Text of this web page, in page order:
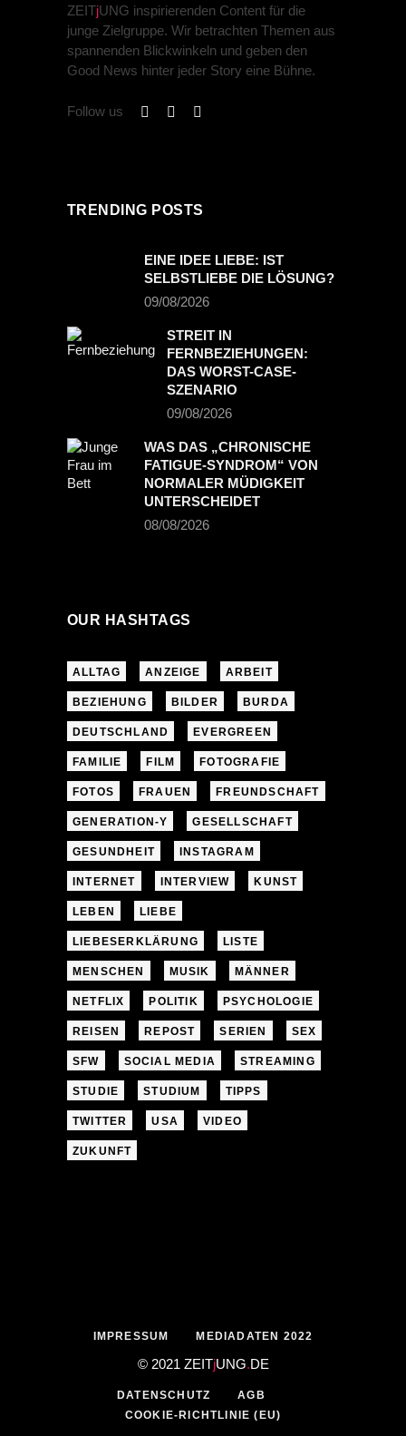
ZEITjUNG inspirierenden Content für die
junge Zielgruppe. Wir betrachten Themen aus
spannenden Blickwinkeln und geben den
Good News hinter jeder Story eine Bühne.
Follow us
TRENDING POSTS
EINE IDEE LIEBE: IST
SELBSTLIEBE DIE LÖSUNG?
09/08/2026
STREIT IN
FERNBEZIEHUNGEN:
DAS WORST-CASE-
SZENARIO
09/08/2026
WAS DAS „CHRONISCHE
FATIGUE-SYNDROM“ VON
NORMALER MÜDIGKEIT
UNTERSCHEIDET
08/08/2026
OUR HASHTAGS
ALLTAG ANZEIGE ARBEIT
BEZIEHUNG BILDER BURDA
DEUTSCHLAND EVERGREEN
FAMILIE FILM FOTOGRAFIE
FOTOS FRAUEN FREUNDSCHAFT
GENERATION-Y GESELLSCHAFT
GESUNDHEIT INSTAGRAM
INTERNET INTERVIEW KUNST
LEBEN LIEBE
LIEBESERKLÄRUNG LISTE
MENSCHEN MUSIK MÄNNER
NETFLIX POLITIK PSYCHOLOGIE
REISEN REPOST SERIEN SEX
SFW SOCIAL MEDIA STREAMING
STUDIE STUDIUM TIPPS
TWITTER USA VIDEO
ZUKUNFT
IMPRESSUM MEDIADATEN 2022
© 2021 ZEITjUNG.DE
DATENSCHUTZ
AGB
COOKIE-RICHTLINIE (EU)